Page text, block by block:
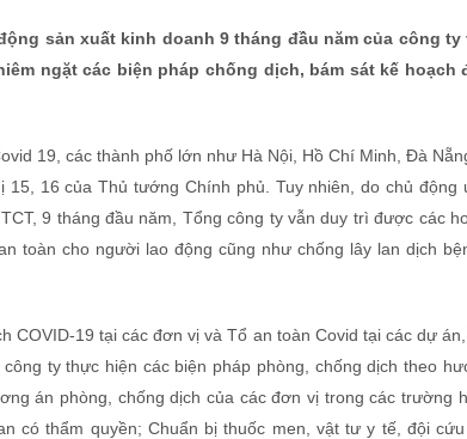
sản xuất kinh doanh 9 tháng đầu năm của công ty
ngặt các biện pháp chống dịch, bám sát kế hoạch
19, các thành phố lớn như Hà Nội, Hồ Chí Minh, Đà
16 của Thủ tướng Chính phủ. Tuy nhiên, do chủ động
9 tháng đầu năm, Tổng công ty vẫn duy trì được các
toàn cho người lao động cũng như chống lây lan dịch
COVID-19 tại các đơn vị và Tổ an toàn Covid tại các dự
ty thực hiện các biện pháp phòng, chống dịch theo
án phòng, chống dịch của các đơn vị trong các trường
có thẩm quyền; Chuẩn bị thuốc men, vật tư y tế, đội